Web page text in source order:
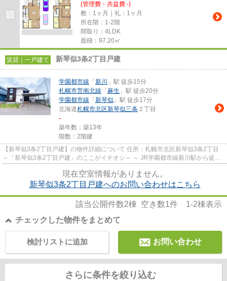
(管理費・共益費 -)
敷：1ヶ月｜礼：1ヶ月
所在階：1-2階
間取り：4LDK
面積：97.20㎡
賃貸｜一戸建て 新琴似3条2丁目戸建
学園都市線 「 新川
」駅 徒歩15分
札幌市営南北線 「 麻生 」駅 徒歩20分
学園都市線 「 新琴似 」駅 徒歩17分
北海道札幌市北区新琴似三条 ２丁目
-
築年数：築13年
階数：2階建
【新琴似3条2丁目戸建】の物件詳細について 住所：札幌市北区新琴似3条2丁目
～「新琴似3条2丁目戸建」のここがイチオシ～ ～ JR学園都市線新川駅から徒歩
現在空室情報がありません。
新琴似3条2丁目戸建へのお問い合わせはこちら
該当公開件数2棟 空き数1件 1-2棟表示
チェックした物件をまとめて
お問い合わせ
検討リストに追加
さらに条件を絞り込む